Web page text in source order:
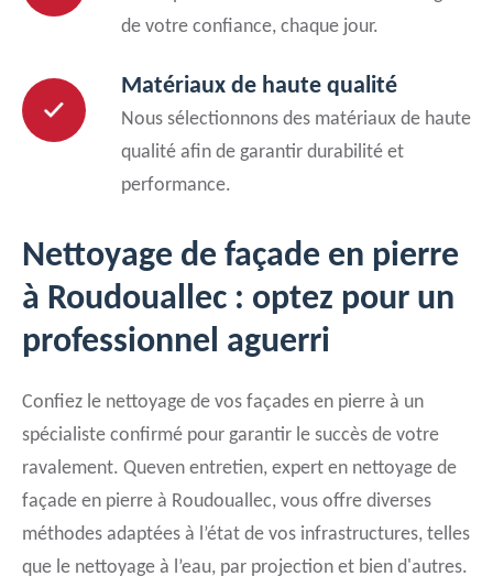
de votre confiance, chaque jour.
Matériaux de haute qualité
Nous sélectionnons des matériaux de haute
qualité afin de garantir durabilité et
performance.
Nettoyage de façade en pierre
à Roudouallec : optez pour un
professionnel aguerri
Confiez le nettoyage de vos façades en pierre à un
spécialiste confirmé pour garantir le succès de votre
ravalement. Queven entretien, expert en nettoyage de
façade en pierre à Roudouallec, vous offre diverses
méthodes adaptées à l’état de vos infrastructures, telles
que le nettoyage à l’eau, par projection et bien d'autres.